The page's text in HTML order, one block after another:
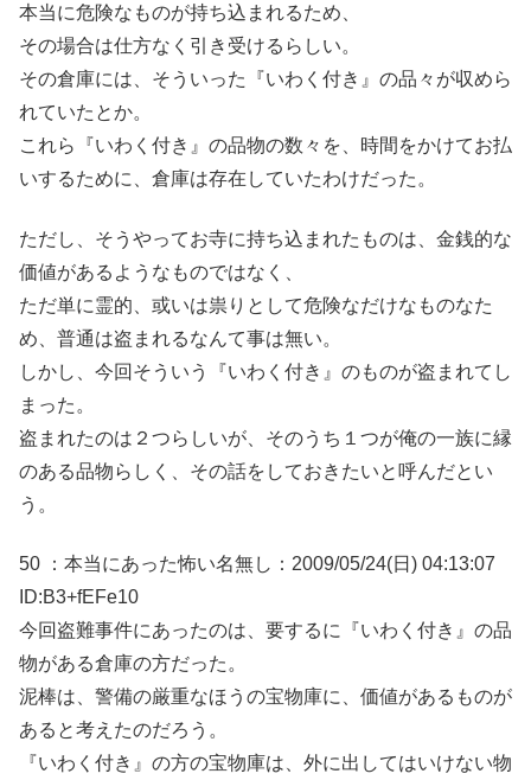
本当に危険なものが持ち込まれるため、
その場合は仕方なく引き受けるらしい。
その倉庫には、そういった『いわく付き』の品々が収めら
れていたとか。
これら『いわく付き』の品物の数々を、時間をかけてお払
いするために、倉庫は存在していたわけだった。
ただし、そうやってお寺に持ち込まれたものは、金銭的な
価値があるようなものではなく、
ただ単に霊的、或いは祟りとして危険なだけなものなた
め、普通は盗まれるなんて事は無い。
しかし、今回そういう『いわく付き』のものが盗まれてし
まった。
盗まれたのは２つらしいが、そのうち１つが俺の一族に縁
のある品物らしく、その話をしておきたいと呼んだとい
う。
50 ：本当にあった怖い名無し：2009/05/24(日) 04:13:07
ID:B3+fEFe10
今回盗難事件にあったのは、要するに『いわく付き』の品
物がある倉庫の方だった。
泥棒は、警備の厳重なほうの宝物庫に、価値があるものが
あると考えたのだろう。
『いわく付き』の方の宝物庫は、外に出してはいけない物